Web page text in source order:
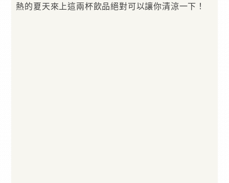
熱的夏天來上這兩杯飲品絕對可以讓你清涼一下！